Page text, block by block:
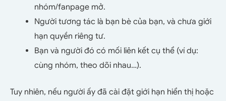
nhóm/fanpage mở.
Người tương tác là bạn bè của bạn, và chưa giới
hạn quyền riêng tư.
Bạn và người đó có mối liên kết cụ thể (ví dụ:
cùng nhóm, theo dõi nhau…).
Tuy nhiên, nếu người ấy đã cài đặt giới hạn hiển thị hoặc